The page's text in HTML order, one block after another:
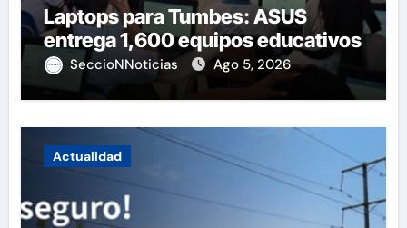
Laptops para Tumbes: ASUS
entrega 1,600 equipos educativos
SeccioNNoticias Ago 5, 2026
Actualidad